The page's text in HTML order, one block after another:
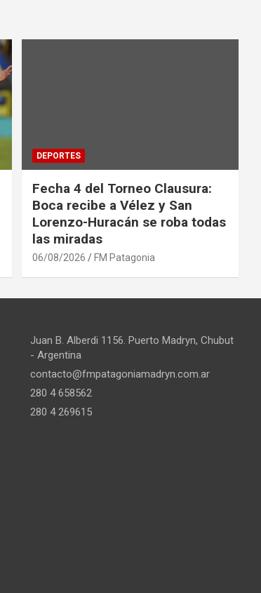
DEPORTES
Fecha 4 del Torneo Clausura:
Boca recibe a Vélez y San
Lorenzo-Huracán se roba todas
las miradas
06/08/2026 FM Patagonia
Juan B. Alberdi 1156. Puerto Madryn, Chubut
- Argentina
contacto@fmpatagoniamadryn.com.ar
280 4 658562
280 4 269615